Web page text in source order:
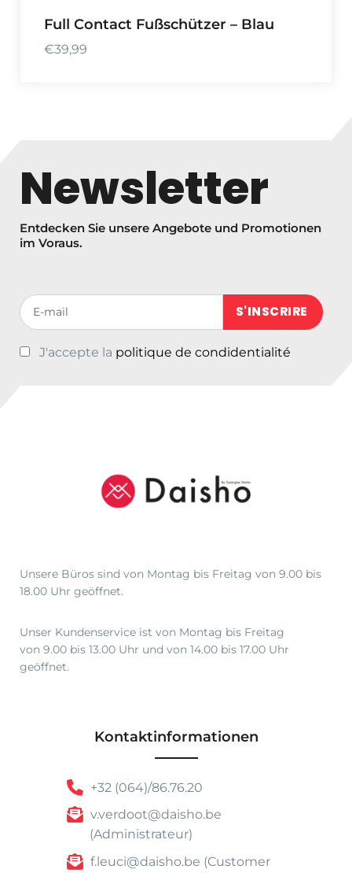
Full Contact Fußschützer – Blau
€39,99
Newsletter
Entdecken Sie unsere Angebote und Promotionen
im Voraus.
Votre adresse de messagerie (obligatoire)
J'accepte la politique de condidentialité
Unsere Büros sind von Montag bis Freitag von 9.00 bis
18.00 Uhr geöffnet.
Unser Kundenservice ist von Montag bis Freitag
von 9.00 bis 13.00 Uhr und von 14.00 bis 17.00 Uhr
geöffnet.
Kontaktinformationen
+32 (064)/86.76.20
v.verdoot@daisho.be
(Administrateur)
f.leuci@daisho.be (Customer